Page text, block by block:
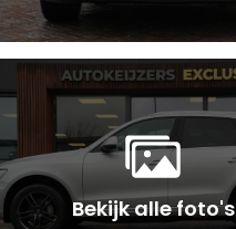
Bekijk alle foto's